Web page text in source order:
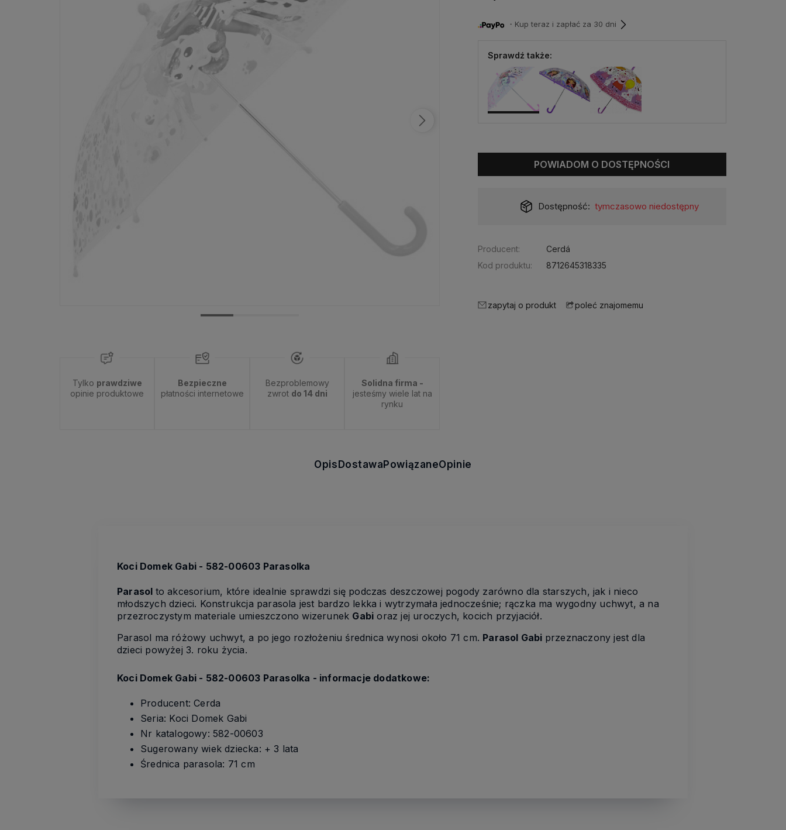
Tylko prawdziwe
opinie produktowe
Bezpieczne
płatności internetowe
Bezproblemowy
zwrot do 14 dni
Solidna firma -
jesteśmy wiele lat na
rynku
・Kup teraz i zapłać za 30 dni
Sprawdź także:
POWIADOM O DOSTĘPNOŚCI
Dostępność: Dostępność: tymczasowo niedostępny
Producent:
Cerdá
Kod produktu:
8712645318335
zapytaj o produkt poleć znajomemu
OpisDostawaPowiązaneOpinie
Koci Domek Gabi - 582-00603 Parasolka
Parasol to akcesorium, które idealnie sprawdzi się podczas deszczowej pogody zarówno dla starszych, jak i nieco
młodszych dzieci. Konstrukcja parasola jest bardzo lekka i wytrzymała jednocześnie; rączka ma wygodny uchwyt, a na
przezroczystym materiale umieszczono wizerunek Gabi oraz jej uroczych, kocich przyjaciół.
Parasol ma różowy uchwyt, a po jego rozłożeniu średnica wynosi około 71 cm. Parasol Gabi przeznaczony jest dla
dzieci powyżej 3. roku życia.
Koci Domek Gabi - 582-00603 Parasolka - informacje dodatkowe:
Producent: Cerda
Seria: Koci Domek Gabi
Nr katalogowy: 582-00603
Sugerowany wiek dziecka: + 3 lata
Średnica parasola: 71 cm